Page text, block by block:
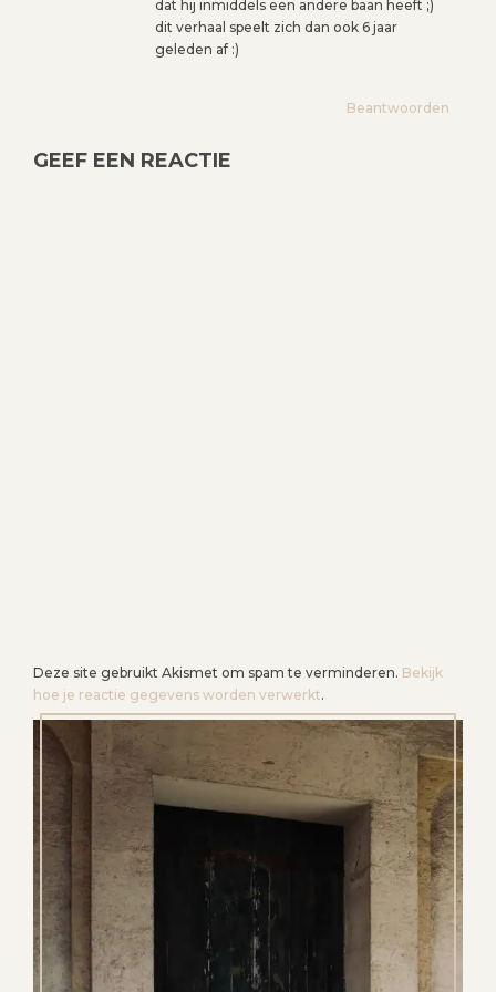
dat hij inmiddels een andere baan heeft ;)
dit verhaal speelt zich dan ook 6 jaar
geleden af :)
Beantwoorden
GEEF EEN REACTIE
Deze site gebruikt Akismet om spam te verminderen. Bekijk
hoe je reactie gegevens worden verwerkt.